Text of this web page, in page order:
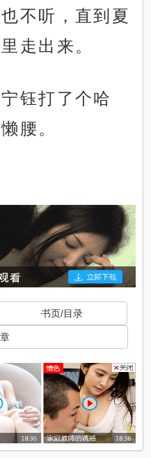
不听，直到夏
走出来。
钰打了个哈
腰。
书页/目录